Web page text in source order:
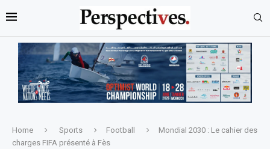
Home Sports Football
Mondial 2030 : Le cahier des
charges FIFA présenté à Fès